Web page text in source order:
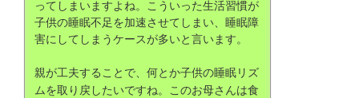
ってしまいますよね。こういった生活習慣が
子供の睡眠不足を加速させてしまい、睡眠障
害にしてしまうケースが多いと言います。
親が工夫することで、何とか子供の睡眠リズ
ムを取り戻したいですね。このお母さんは食